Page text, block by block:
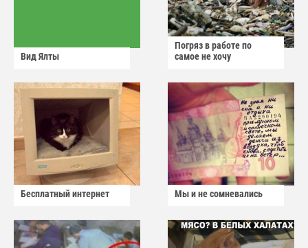
Вид Ялты
Погряз в работе по
самое не хочу
Бесплатный интернет Мы и не сомневались